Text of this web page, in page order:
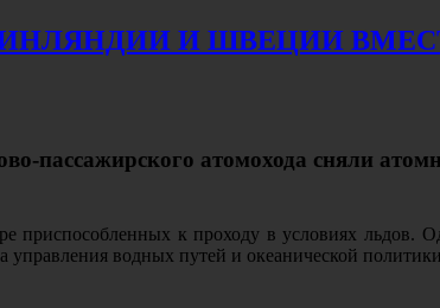
И ШВЕЦИИ
пассажирского атомохода сняли
приспособленных к проходу в условиях
управления водных путей и океанической